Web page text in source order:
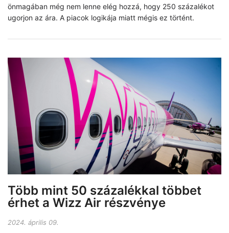
önmagában még nem lenne elég hozzá, hogy 250 százalékot
ugorjon az ára. A piacok logikája miatt mégis ez történt.
Több mint 50 százalékkal többet
érhet a Wizz Air részvénye
2024. április 09.